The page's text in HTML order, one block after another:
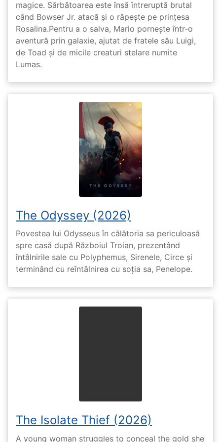
magice. Sărbătoarea este însă întreruptă brutal
când Bowser Jr. atacă și o răpește pe prinţesa
Rosalina.Pentru a o salva, Mario pornește într-o
aventură prin galaxie, ajutat de fratele său Luigi,
de Toad și de micile creaturi stelare numite
Lumas.
The Odyssey (2026)
Povestea lui Odysseus în călătoria sa periculoasă
spre casă după Războiul Troian, prezentând
întâlnirile sale cu Polyphemus, Sirenele, Circe și
terminând cu reîntâlnirea cu soția sa, Penelope.
The Isolate Thief (2026)
A young woman struggles to conceal the gold she